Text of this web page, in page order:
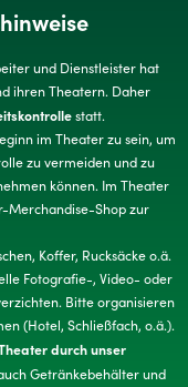
und Dienstleister hat
ihren Theatern. Daher
statt.
im Theater zu sein, um
zu vermeiden und zu
können. Im Theater
Merchandise-Shop zur
Koffer, Rucksäcke o.ä.
Fotografie-, Video- oder
Bitte organisieren
(Hotel, Schließfach, o.ä.).
durch unser
Getränkebehälter und